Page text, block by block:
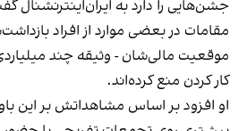
جشن‌هایی را دارد به ایران‌اینترنشنال
مقامات در بعضی موارد از افراد
موقعیت مالی‌شان - وثیقه چند میلیاردی
کار کردن منع کرده‌اند.
او افزود بر اساس مشاهداتش بر این